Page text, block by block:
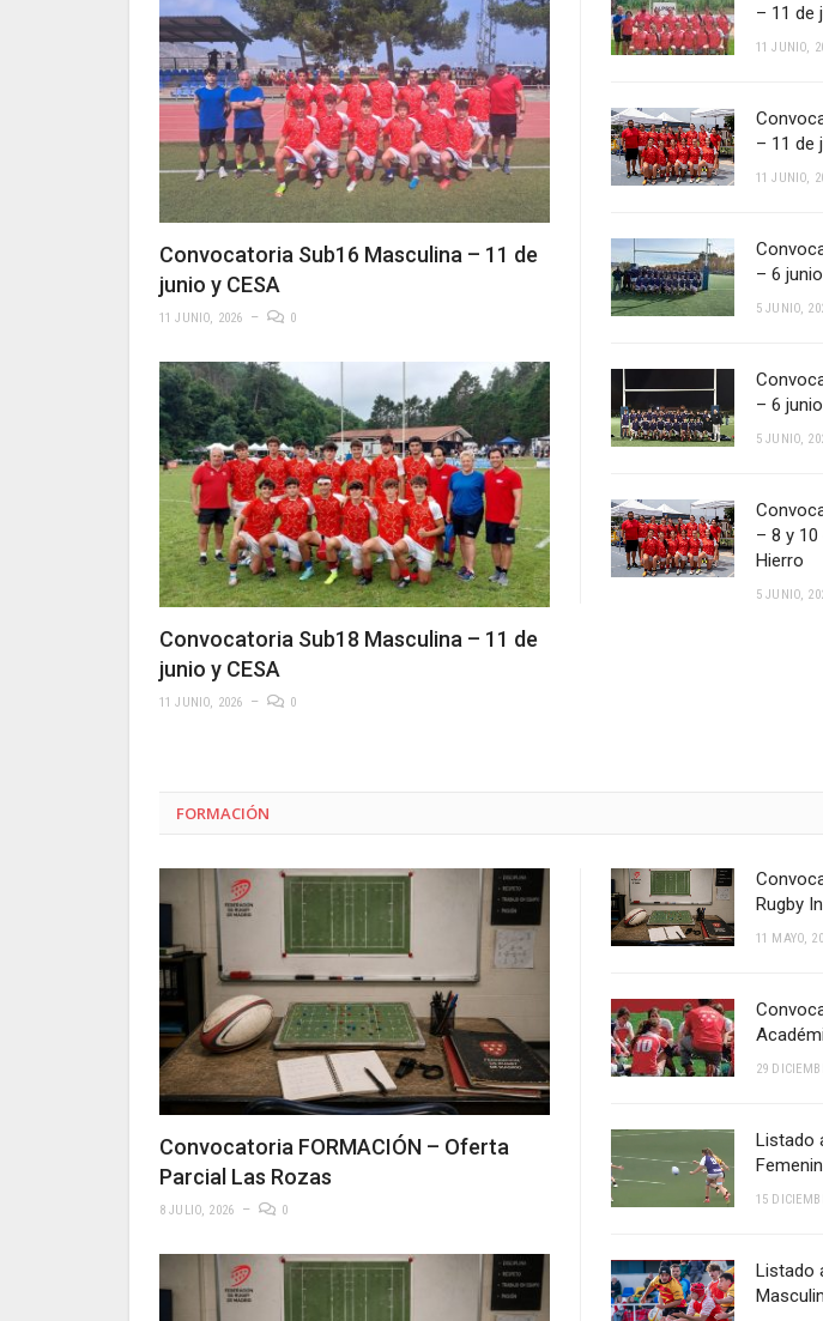
Convocatoria Sub16 Masculina – 11 de
junio y CESA
11 JUNIO, 2026 0
Convocatoria Sub18 Masculina – 11 de
junio y CESA
11 JUNIO, 2026 0
– 11 de
11 JUNIO,
– 11 de
11 JUNIO,
– 6
5 JUNIO,
– 6
5 JUNIO,
– 8 y
Hierro
5 JUNIO,
FORMACIÓN
Convocatoria FORMACIÓN – Oferta
Parcial Las Rozas
8 JULIO, 2026 0
Rugby
11 MAYO,
29
Listado
15
Listado